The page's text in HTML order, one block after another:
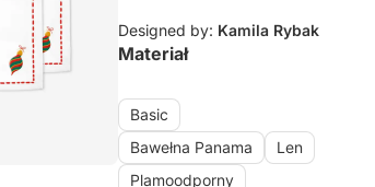
Designed by: Kamila Rybak
Materiał
Basic
Bawełna Panama
Len
Plamoodporny